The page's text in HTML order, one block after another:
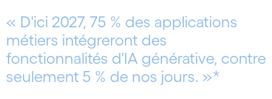
« D'ici 2027, 75 % des applications
métiers intégreront des
fonctionnalités d'IA générative, contre
seulement 5 % de nos jours. »*